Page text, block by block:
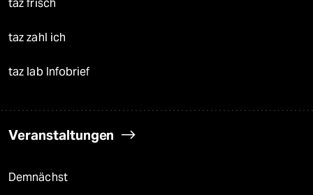
taz frisch
taz zahl ich
taz lab Infobrief
Veranstaltungen
Demnächst